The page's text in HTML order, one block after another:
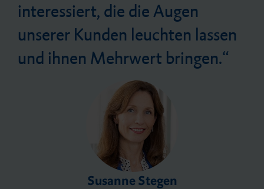
interessiert, die die Augen
unserer Kunden leuchten lassen
und ihnen Mehrwert bringen.
Susanne Stegen